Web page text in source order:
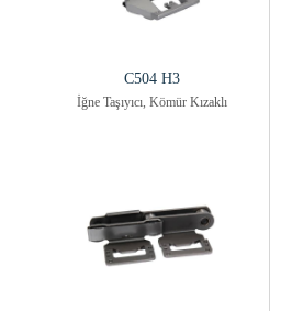
C504 H3
İğne Taşıyıcı, Kömür Kızaklı